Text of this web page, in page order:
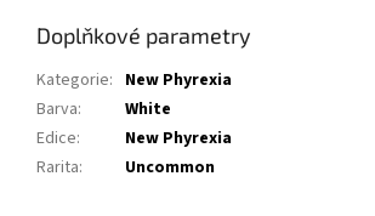
Doplňkové parametry
Kategorie: New Phyrexia
Barva:
White
Edice:
New Phyrexia
Rarita: Uncommon